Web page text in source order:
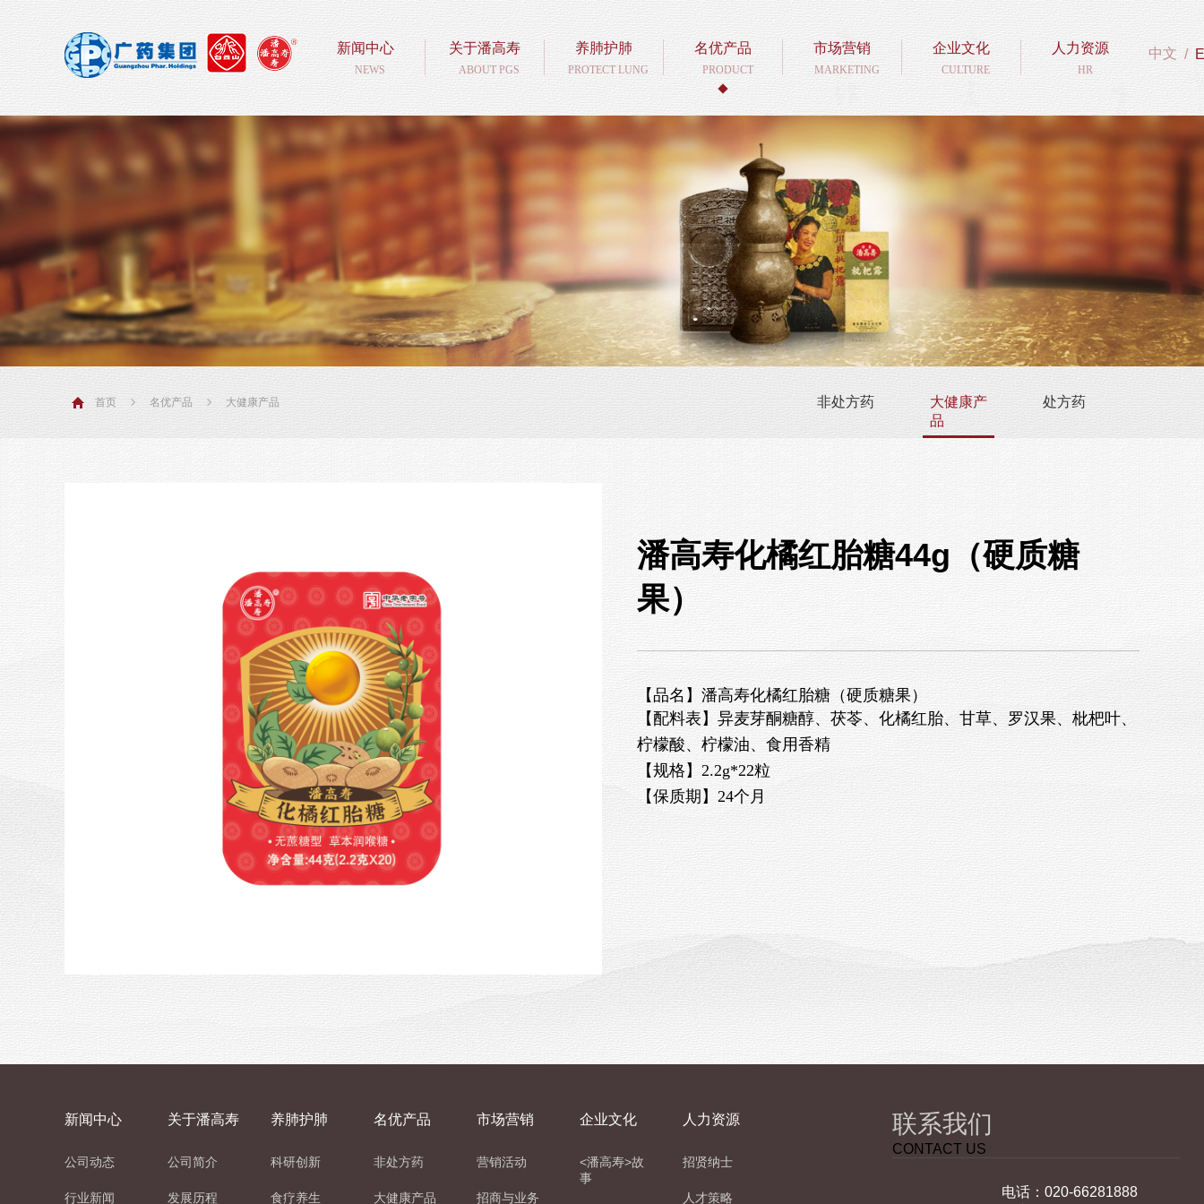
新闻中心
NEWS
关于潘高寿
ABOUT PGS
养肺护肺
PROTECT LUNG
名优产品
PRODUCT
市场营销
MARKETING
企业文化
CULTURE
人力资源
HR
中文 /
首页 名优产品 大健康产品 非处方药
大健康产
品
处方药
潘高寿化橘红胎糖44g（硬质糖
果）
【品名】 潘高寿化橘红胎糖（硬质糖果）
【配料表】异麦芽酮糖醇、茯苓、化橘红胎、甘草、罗汉果、枇杷叶、
柠檬酸、柠檬油、食用香精
【规格】2.2g*22粒
【保质期】24个月
新闻中心
公司动态
行业新闻
关于潘高寿
公司简介
发展历程
养肺护肺
科研创新
食疗养生
名优产品
非处方药
大健康产品
市场营销
营销活动
招商与业务
企业文化
<潘高寿>故
事
人力资源
招贤纳士
人才策略
联系我们
CONTACT US
电话：020-66281888